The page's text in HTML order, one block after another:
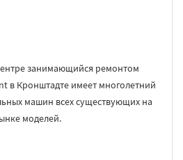
занимающийся ремонтом
в Кронштадте имеет многолетний
машин всех существующих на
моделей.